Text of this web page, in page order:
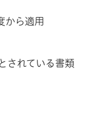
から適用
されている書類